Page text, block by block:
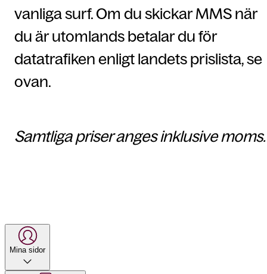
vanliga surf. Om du skickar MMS när
du är utomlands betalar du för
datatrafiken enligt landets prislista, se
ovan.
Samtliga priser anges inklusive moms.
Mina sidor